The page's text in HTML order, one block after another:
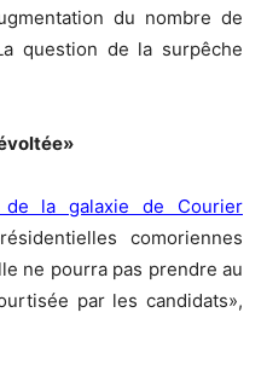
du nombre de
question de la surpêche
de la galaxie de Courier
comoriennes
ne pourra pas prendre au
par les candidats»,